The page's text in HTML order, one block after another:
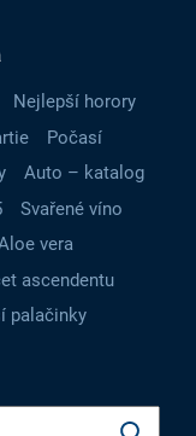
Nejlepší horory
Počasí
Auto – katalog
Svařené víno
vera
ascendentu
palačinky